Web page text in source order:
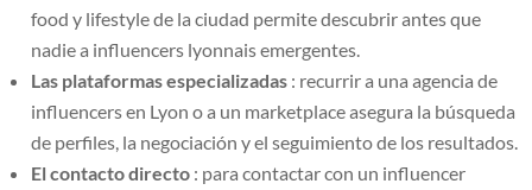
food y lifestyle de la ciudad permite descubrir antes que
nadie a influencers lyonnais emergentes.
Las plataformas especializadas : recurrir a una agencia de
influencers en Lyon o a un marketplace asegura la búsqueda
de perfiles, la negociación y el seguimiento de los resultados.
El contacto directo : para contactar con un influencer